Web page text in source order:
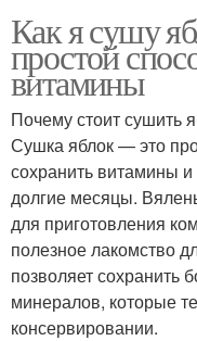
Как я сушу
простой
витамины
Почему стоит сушить
Сушка яблок — это
сохранить витамины
долгие месяцы.
для приготовления
полезное лакомство
позволяет сохранить
минералов, которые
консервировании.